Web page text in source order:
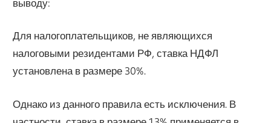
выводу:
Для налогоплательщиков, не являющихся
налоговыми резидентами РФ, ставка НДФЛ
установлена в размере 30%.
Однако из данного правила есть исключения. В